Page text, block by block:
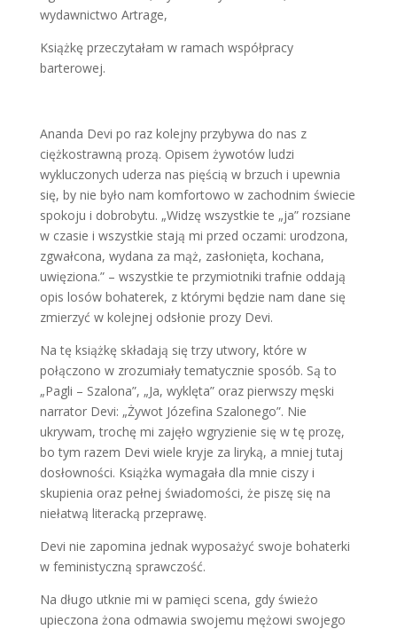
wydawnictwo Artrage,
Książkę przeczytałam w ramach współpracy
barterowej.
Ananda Devi po raz kolejny przybywa do nas z
ciężkostrawną prozą. Opisem żywotów ludzi
wykluczonych uderza nas pięścią w brzuch i upewnia
się, by nie było nam komfortowo w zachodnim świecie
spokoju i dobrobytu. „Widzę wszystkie te „ja” rozsiane
w czasie i wszystkie stają mi przed oczami: urodzona,
zgwałcona, wydana za mąż, zasłonięta, kochana,
uwięziona.” – wszystkie te przymiotniki trafnie oddają
opis losów bohaterek, z którymi będzie nam dane się
zmierzyć w kolejnej odsłonie prozy Devi.
Na tę książkę składają się trzy utwory, które w
połączono w zrozumiały tematycznie sposób. Są to
„Pagli – Szalona”, „Ja, wyklęta” oraz pierwszy męski
narrator Devi: „Żywot Józefina Szalonego”. Nie
ukrywam, trochę mi zajęło wgryzienie się w tę prozę,
bo tym razem Devi wiele kryje za liryką, a mniej tutaj
dosłowności. Książka wymagała dla mnie ciszy i
skupienia oraz pełnej świadomości, że piszę się na
niełatwą literacką przeprawę.
Devi nie zapomina jednak wyposażyć swoje bohaterki
w feministyczną sprawczość.
Na długo utknie mi w pamięci scena, gdy świeżo
upieczona żona odmawia swojemu mężowi swojego